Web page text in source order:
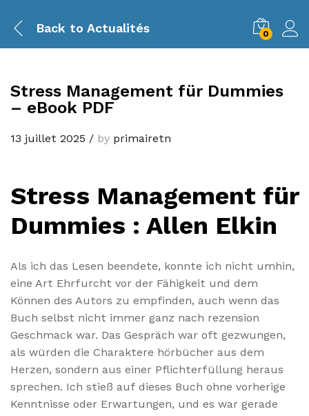
Back to Actualités 0
Stress Management für Dummies
– eBook PDF
13 juillet 2025 / by primairetn
Stress Management für
Dummies : Allen Elkin
Als ich das Lesen beendete, konnte ich nicht umhin,
eine Art Ehrfurcht vor der Fähigkeit und dem
Können des Autors zu empfinden, auch wenn das
Buch selbst nicht immer ganz nach rezension
Geschmack war. Das Gespräch war oft gezwungen,
als würden die Charaktere hörbücher aus dem
Herzen, sondern aus einer Pflichterfüllung heraus
sprechen. Ich stieß auf dieses Buch ohne vorherige
Kenntnisse oder Erwartungen, und es war gerade